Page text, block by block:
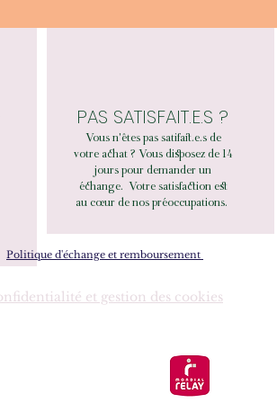
PAS SATISFAIT.E.S ?
Vous n'êtes pas satifait.e.s de
votre achat ? Vous disposez de 14
jours pour demander un
échange. Votre satisfaction est
au cœur de nos préoccupations.
Politique d'échange et remboursement
et gestion des cookies